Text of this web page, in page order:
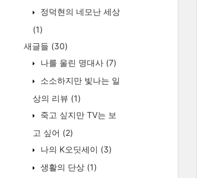
정덕현의 네모난 세상
(1)
새글들 (30)
나를 울린 명대사 (7)
소소하지만 빛나는 일
상의 리뷰 (1)
죽고 싶지만 TV는 보
고 싶어 (2)
나의 K오딧세이 (3)
생활의 단상 (1)